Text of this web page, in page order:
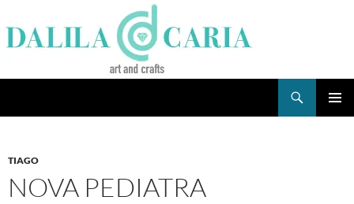
to
content
TIAGO
NOVA PEDIATRA